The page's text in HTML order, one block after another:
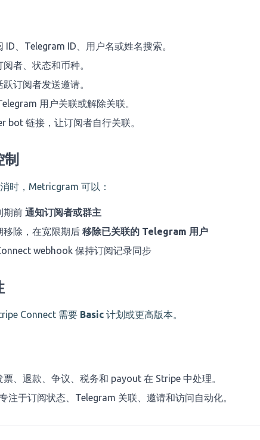
ID、Telegram ID、用户名或姓名搜索。
者、状态和币种。
订阅者发送邀请。
用户关联或解除关联。
bot 链接，让订阅者自行关联。
时，Metricgram 可以：
期前 通知订阅者或群主
移除，在宽限期后 移除已关联的 Telegram 用户
webhook 保持订阅记录同步
Connect 需要 Basic 计划或更高版本。
、退款、争议、税务和 payout 在 Stripe 中处理。
注于订阅状态、Telegram 关联、邀请和访问自动化。